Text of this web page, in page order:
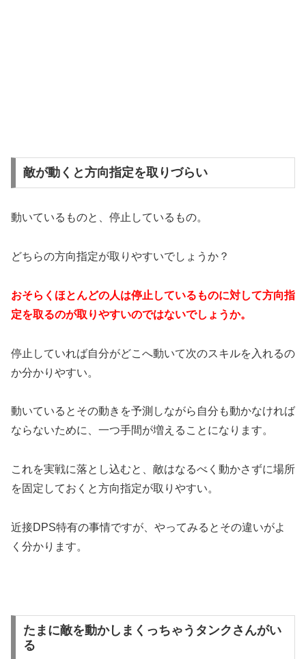
敵が動くと方向指定を取りづらい
動いているものと、停止しているもの。
どちらの方向指定が取りやすいでしょうか？
おそらくほとんどの人は停止しているものに対して方向指
定を取るのが取りやすいのではないでしょうか。
停止していれば自分がどこへ動いて次のスキルを入れるの
か分かりやすい。
動いているとその動きを予測しながら自分も動かなければ
ならないために、一つ手間が増えることになります。
これを実戦に落とし込むと、敵はなるべく動かさずに場所
を固定しておくと方向指定が取りやすい。
近接DPS特有の事情ですが、やってみるとその違いがよ
く分かります。
たまに敵を動かしまくっちゃうタンクさんがい
る